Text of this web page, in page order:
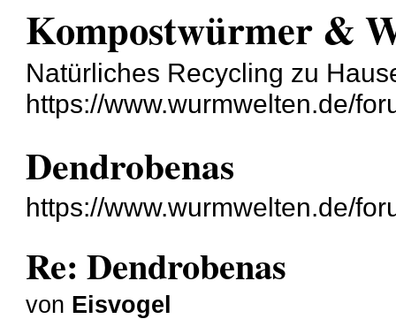
Kompostwürmer &
Natürliches Recycling zu
https://www.wurmwelten.de/
Dendrobenas
https://www.wurmwelten.de/
Re: Dendrobenas
von Eisvogel